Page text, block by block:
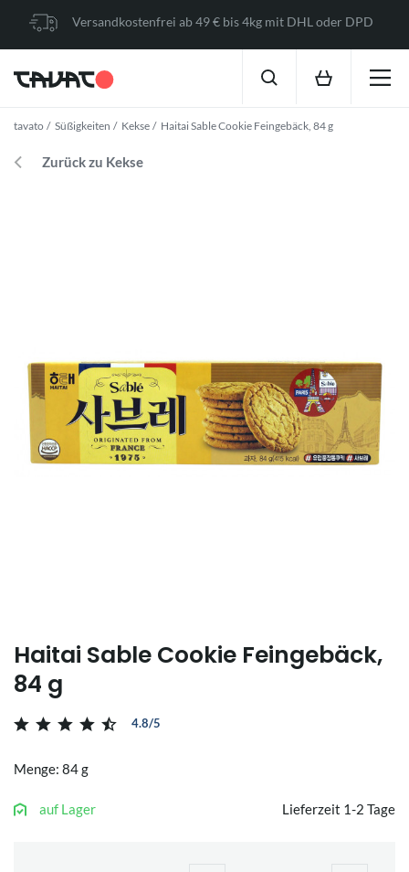
Versandkostenfrei ab 49 € bis 4kg mit DHL oder DPD
tavato Süßigkeiten Kekse Haitai Sable Cookie Feingebäck, 84 g
Zurück zu Kekse
Haitai Sable Cookie Feingebäck,
84 g
4.8/5
Menge: 84 g
auf Lager Lieferzeit 1-2 Tage